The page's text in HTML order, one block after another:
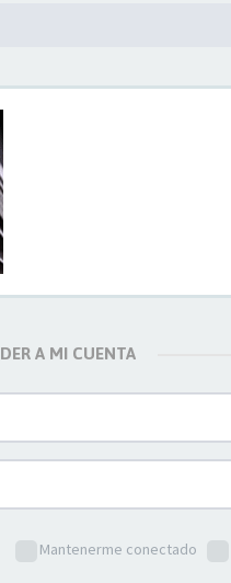
A MI CUENTA
Mantenerme conectado